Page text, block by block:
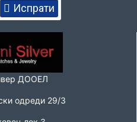
Испрати
ДООЕЛ
одреди 29/3